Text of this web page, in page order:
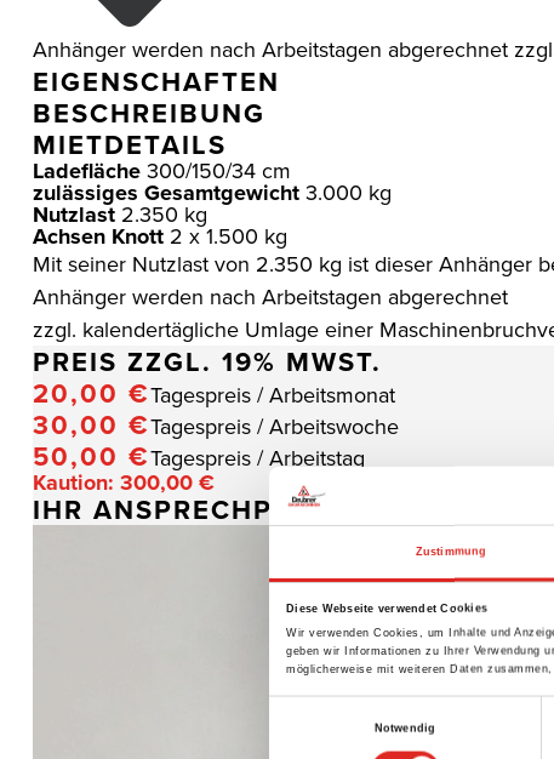
Zustimmung
Diese Webseite verwendet Cookies
Wir verwenden Cookies, um Inhalte und
geben wir Informationen zu Ihrer Verwendung
möglicherweise mit weiteren Daten
Notwendig
Anhänger werden nach Arbeitstagen abgerechnet
EIGENSCHAFTEN
BESCHREIBUNG
MIETDETAILS
Ladefläche 300/150/34 cm
zulässiges Gesamtgewicht 3.000 kg
Nutzlast 2.350 kg
Achsen Knott 2 x 1.500 kg
Mit seiner Nutzlast von 2.350 kg ist dieser Anhänger
Anhänger werden nach Arbeitstagen abgerechnet
zzgl. kalendertägliche Umlage einer
PREIS ZZGL. 19% MWST.
20,00 €Tagespreis / Arbeitsmonat
30,00 €Tagespreis / Arbeitswoche
50,00 €Tagespreis / Arbeitstag
Kaution: 300,00 €
IHR ANSPRECHPARTNER